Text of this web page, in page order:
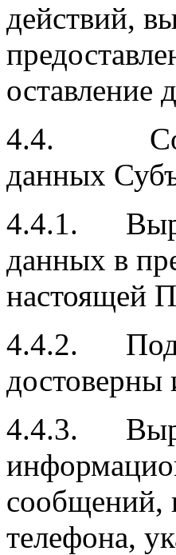
действий,
оставление
4.4.
данных
4.4.1.
данных в
настоящей
4.4.2.
достоверны
4.4.3.
сообщений,
телефона,